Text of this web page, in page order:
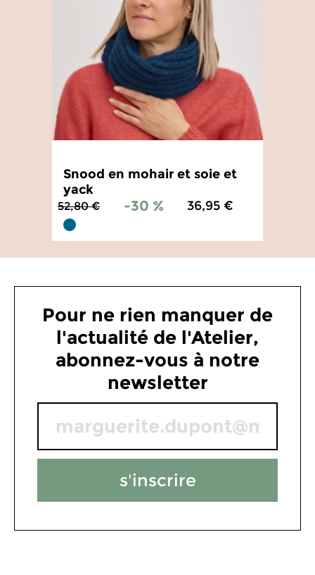
Snood en mohair et soie et
yack
52,80 € -30 % 36,95 €
Pour ne rien manquer de
l'actualité de l'Atelier,
abonnez-vous à notre
newsletter
s'inscrire